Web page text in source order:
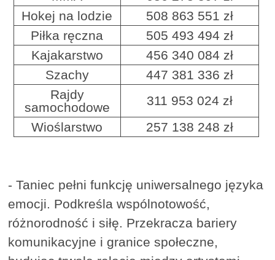
Hokej na lodzie
508 863 551 zł
Piłka ręczna
505 493 494 zł
Kajakarstwo
456 340 084 zł
Szachy
447 381 336 zł
Rajdy
samochodowe
311 953 024 zł
Wioślarstwo
257 138 248 zł
- Taniec pełni funkcję uniwersalnego języka
emocji. Podkreśla wspólnotowość,
różnorodność i siłę. Przekracza bariery
komunikacyjne i granice społeczne,